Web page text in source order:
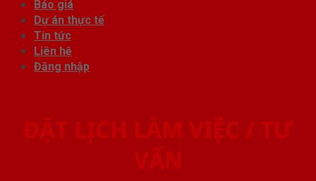
Báo giá
Dự án thực tế
Tin tức
Liên hệ
Đăng nhập
ĐẶT LỊCH LÀM VIỆC / TƯ
VẤN